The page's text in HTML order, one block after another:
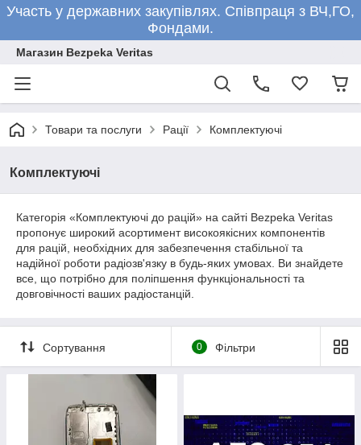
Участь у державних закупівлях. Співпраця з ВЧ,ГО,
Фондами.
Магазин Bezpeka Veritas
Товари та послуги Рації Комплектуючі
Комплектуючі
Категорія «Комплектуючі до рацій» на сайті Bezpeka Veritas
пропонує широкий асортимент високоякісних компонентів
для рацій, необхідних для забезпечення стабільної та
надійної роботи радіозв'язку в будь-яких умовах. Ви знайдете
все, що потрібно для поліпшення функціональності та
довговічності ваших радіостанцій.
Сортування 0 Фільтри